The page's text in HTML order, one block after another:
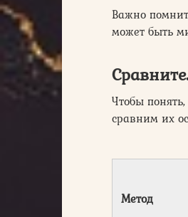
Важно
может быть
Чтобы
сравним их
Метод